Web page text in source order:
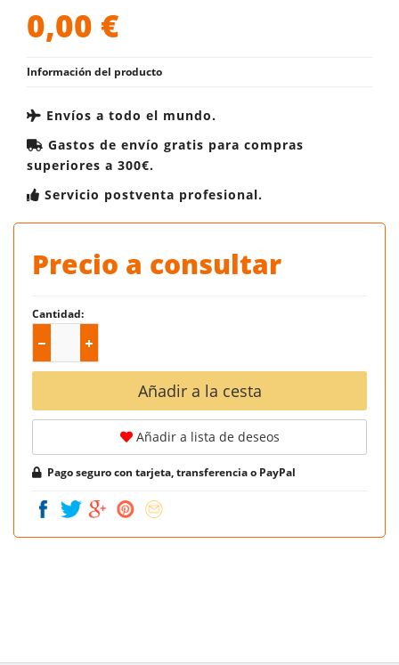
0,00 €
Información del producto
Envíos a todo el mundo.
Gastos de envío gratis para compras
superiores a 300€.
Servicio postventa profesional.
Precio a consultar
Cantidad:
Añadir a la cesta
Añadir a lista de deseos
Pago seguro con tarjeta, transferencia o PayPal